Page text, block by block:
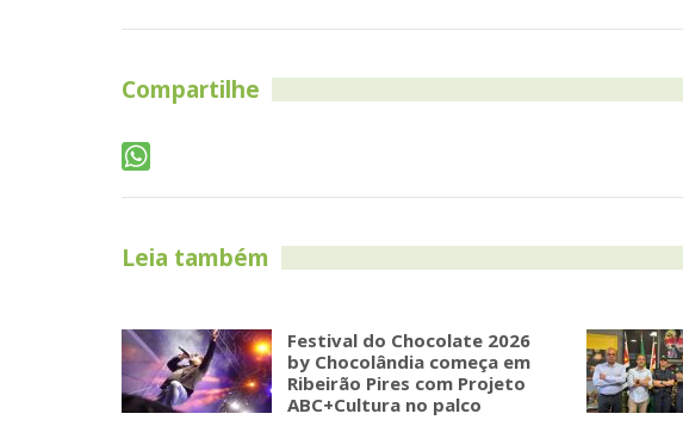
Compartilhe
Leia também
Festival do Chocolate 2026
by Chocolândia começa em
Ribeirão Pires com Projeto
ABC+Cultura no palco